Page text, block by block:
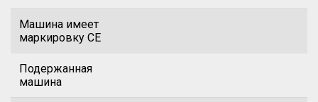
Машина имеет
маркировку CE
Подержанная
машина